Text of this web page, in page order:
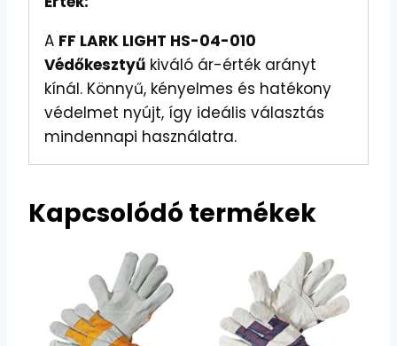
A FF LARK LIGHT HS-04-010
Védőkesztyű kiváló ár-érték arányt
kínál. Könnyű, kényelmes és hatékony
védelmet nyújt, így ideális választás
mindennapi használatra.
Kapcsolódó termékek